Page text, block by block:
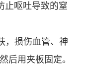
止呕吐导致的窒
，损伤血管、神
后用夹板固定。